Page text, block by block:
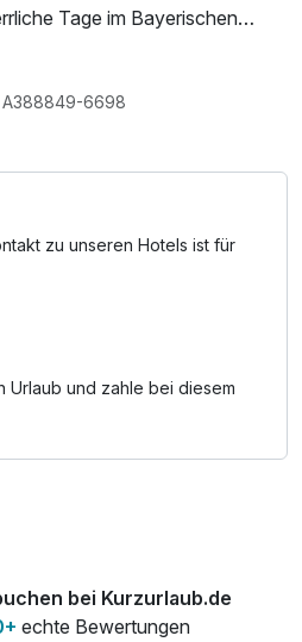
Tage im Bayerischen
Landschaft, die teilweise
die zahlreichen Berggipfel
ein. Zahlreiche Aktivitäten
Nutzung des Fitnessbereichs,
A388849-6698
zu unseren Hotels ist für
Urlaub und zahle bei diesem
bei Kurzurlaub.de
echte Bewertungen